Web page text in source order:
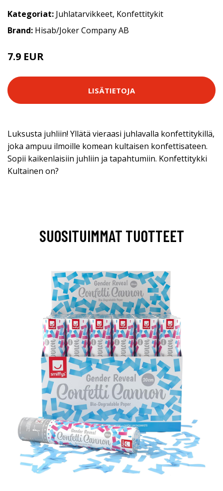
Kategoriat: Juhlatarvikkeet, Konfettitykit
Brand: Hisab/Joker Company AB
7.9 EUR
LISÄTIETOJA
Luksusta juhliin! Yllätä vieraasi juhlavalla konfettitykillä,
joka ampuu ilmoille komean kultaisen konfettisateen.
Sopii kaikenlaisiin juhliin ja tapahtumiin. Konfettitykki
Kultainen on?
SUOSITUIMMAT TUOTTEET